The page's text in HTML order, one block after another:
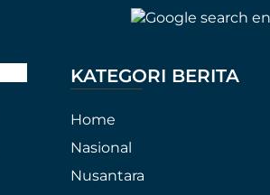
KATEGORI BERITA
Home
Nasional
Nusantara